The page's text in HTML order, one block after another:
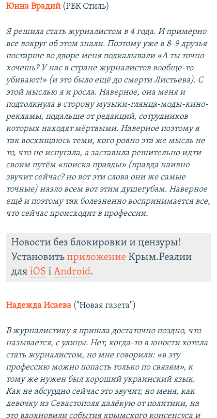
Юнна Врадий (РБК Стиль)
Я решила стать журналистом в 4 года. И примерно
все вокруг об этом знали. Поэтому уже в 8-9 друзья
постарше во дворе меня подкалывали «А ты точно
хочешь? У нас в стране журналистов вообще-то
убивают!» (и это было ещё до смерти Листьева). С
этой мыслью я и росла. Наверное, она меня и
подтолкнула в сторону музыки-глянца-моды-кино-
рекламы, подальше от редакций, сотрудников
которых находят мёртвыми. Наверное поэтому я
так восхищаюсь теми, кого ровно эта же мысль не
то, что не испугала, а заставила решительно идти
своим путём «поиска правды» (правда наивно
звучит сейчас? но вот эти слова они же самые
точные) назло всем вот этим душегубам. Наверное
ещё и поэтому так болезненно воспринимается все,
что сейчас происходит в профессии.
Новости без блокировки и цензуры!
Установить приложение Крым.Реалии
для iOS і Android.
Надежда Исаева ("Новая газета")
В журналистику я пришла достаточно поздно, что
называется, с улицы. Нет, когда-то в юности хотела
стать журналистом, но мне говорили: «в эту
профессию можно попасть только по связям», к
тому же нужен был хороший украинский язык.
Как не абсурдно сейчас это звучит, но меня, как
девочку из Севастополя далёкую от политики, на
это вдохновили события крымского консенсуса и